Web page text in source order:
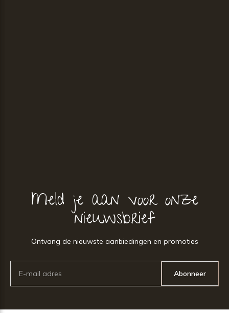
Meld je aan voor onze
nieuwsbrief
Ontvang de nieuwste aanbiedingen en promoties
Abonneer